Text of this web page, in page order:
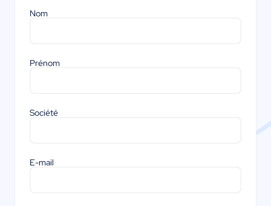
Nom
Prénom
Société
E-mail